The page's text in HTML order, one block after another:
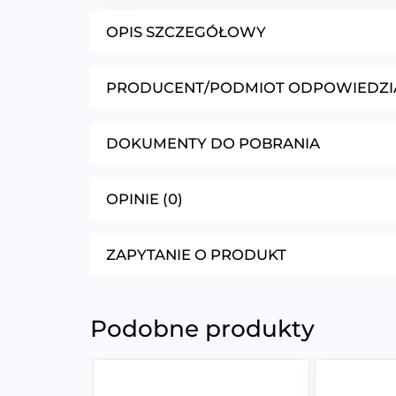
OPIS SZCZEGÓŁOWY
PRODUCENT/PODMIOT
DOKUMENTY DO POBRANIA
OPINIE (0)
ZAPYTANIE O PRODUKT
Podobne produkty